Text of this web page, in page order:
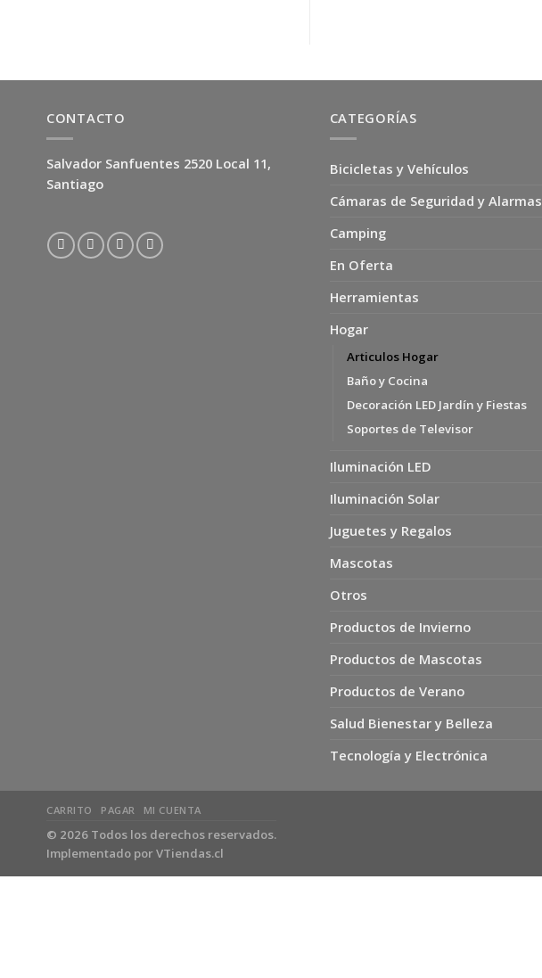
CONTACTO
Salvador Sanfuentes 2520 Local 11,
Santiago
CATEGORÍAS
Bicicletas y Vehículos
Cámaras de Seguridad y Alarmas
Camping
En Oferta
Herramientas
Hogar
Articulos Hogar
Baño y Cocina
Decoración LED Jardín y Fiestas
Soportes de Televisor
Iluminación LED
Iluminación Solar
Juguetes y Regalos
Mascotas
Otros
Productos de Invierno
Productos de Mascotas
Productos de Verano
Salud Bienestar y Belleza
Tecnología y Electrónica
CARRITO PAGAR MI CUENTA
© 2026 Todos los derechos reservados.
Implementado porVTiendas.cl